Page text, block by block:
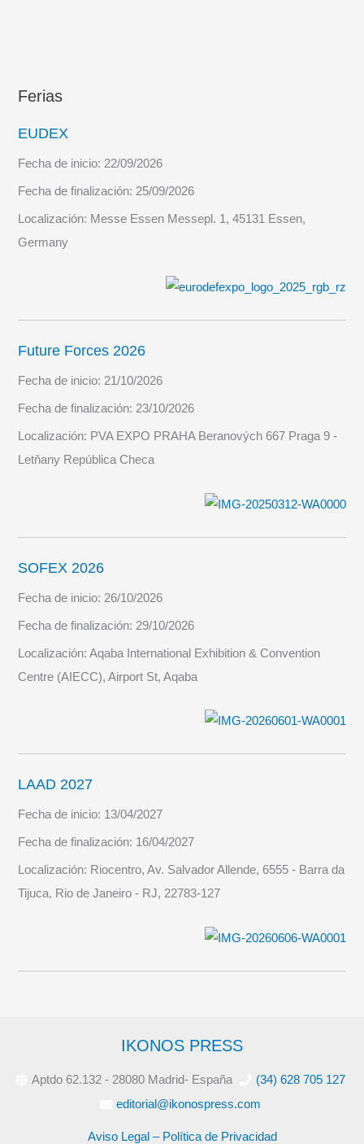
Ferias
EUDEX
Fecha de inicio:22/09/2026
Fecha de finalización:25/09/2026
Localización: Messe Essen Messepl. 1, 45131 Essen,
Germany
Future Forces 2026
Fecha de inicio: 21/10/2026
Fecha de finalización: 23/10/2026
Localización: PVA EXPO PRAHA Beranových 667 Praga 9 -
Letňany República Checa
SOFEX 2026
Fecha de inicio: 26/10/2026
Fecha de finalización: 29/10/2026
Localización:Aqaba International Exhibition & Convention
Centre (AIECC), Airport St, Aqaba
LAAD 2027
Fecha de inicio: 13/04/2027
Fecha de finalización: 16/04/2027
Localización: Riocentro, Av. Salvador Allende, 6555 - Barra da
Tijuca, Rio de Janeiro - RJ, 22783-127
IKONOS PRESS
Aptdo 62.132 - 28080 Madrid- España
(34) 628 705 127
editorial@ikonospress.com
Aviso Legal – Política de Privacidad